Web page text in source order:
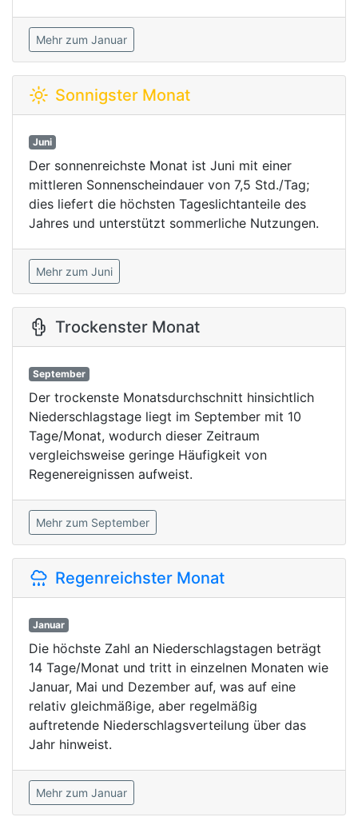
Mehr zum Januar
Sonnigster Monat
Juni
Der sonnenreichste Monat ist Juni mit einer
mittleren Sonnenscheindauer von 7,5 Std./Tag;
dies liefert die höchsten Tageslichtanteile des
Jahres und unterstützt sommerliche Nutzungen.
Mehr zum Juni
Trockenster Monat
September
Der trockenste Monatsdurchschnitt hinsichtlich
Niederschlagstage liegt im September mit 10
Tage/Monat, wodurch dieser Zeitraum
vergleichsweise geringe Häufigkeit von
Regenereignissen aufweist.
Mehr zum September
Regenreichster Monat
Januar
Die höchste Zahl an Niederschlagstagen beträgt
14 Tage/Monat und tritt in einzelnen Monaten wie
Januar, Mai und Dezember auf, was auf eine
relativ gleichmäßige, aber regelmäßig
auftretende Niederschlagsverteilung über das
Jahr hinweist.
Mehr zum Januar